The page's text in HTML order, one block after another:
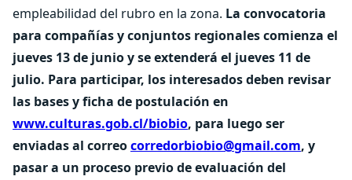
empleabilidad del rubro en la zona. La convocatoria
para compañías y conjuntos regionales comienza el
jueves 13 de junio y se extenderá el jueves 11 de
julio. Para participar, los interesados deben revisar
las bases y ficha de postulación en
www.culturas.gob.cl/biobio, para luego ser
enviadas al correocorredorbiobio@gmail.com, y
pasar a un proceso previo de evaluación del